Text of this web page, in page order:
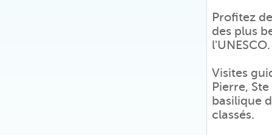
Profitez
des plus
l'UNESCO.
Visites
Pierre,
basilique
classés.